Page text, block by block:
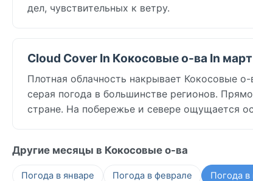
дел, чувствительных к ветру.
Cloud Cover In Кокосовые о-ва In март
Плотная облачность накрывает Кокосовые
серая погода в большинстве регионов.
стране. На побережье и севере ощущается
Другие месяцы в Кокосовые о-ва
Погода в январе Погода в феврале Погода в